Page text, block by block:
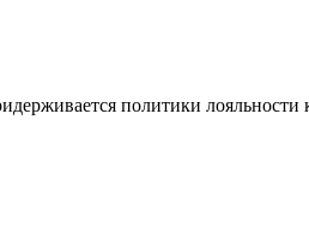
политики